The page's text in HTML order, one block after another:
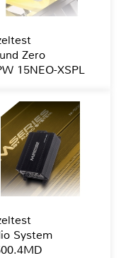
Zero
15NEO-XSPL
System